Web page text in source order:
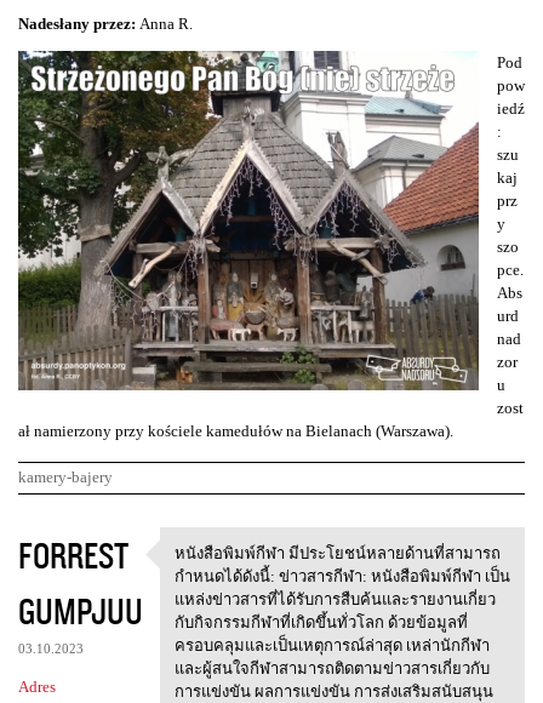
Nadesłany przez: Anna R.
Pod
pow
iedź
:
szu
kaj
prz
y
szo
pce.
Abs
urd
nad
zor
u
zost
ał namierzony przy kościele kamedułów na Bielanach (Warszawa).
kamery-bajery
K
o
m
e
n
FORREST
GUMPJUU
03.10.2023
Adres
หนังสือพิมพ์กีฬา
หนังสือพิมพ์กีฬา มีประโยชน์หลายด้านที่สามารถ
กำหนดได้ดังนี้: ข่าวสารกีฬา: หนังสือพิมพ์กีฬา เป็น
แหล่งข่าวสารที่ได้รับการสืบค้นและรายงานเกี่ยว
กับกิจกรรมกีฬาที่เกิดขึ้นทั่วโลก ด้วยข้อมูลที่
ครอบคลุมและเป็นเหตุการณ์ล่าสุด เหล่านักกีฬา
และผู้สนใจกีฬาสามารถติดตามข่าวสารเกี่ยวกับ
การแข่งขัน ผลการแข่งขัน การส่งเสริมสนับสนุน